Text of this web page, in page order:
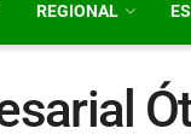
REGIONAL